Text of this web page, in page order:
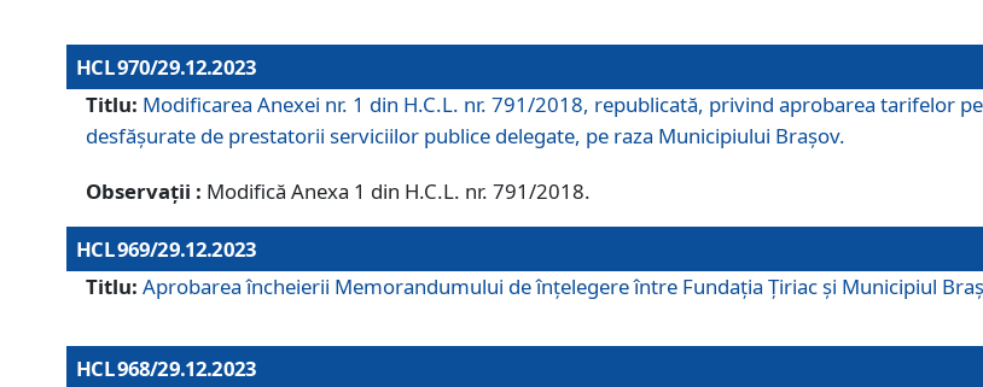
HCL 970/29.12.2023
Titlu: Modificarea Anexei nr. 1 din H.C.L. nr. 791/2018, republicată, privind aprobarea tarifelor
desfășurate de prestatorii serviciilor publice delegate, pe raza Municipiului Brașov.
Observații : Modifică Anexa 1 din H.C.L. nr. 791/2018.
HCL 969/29.12.2023
Titlu: Aprobarea încheierii Memorandumului de înțelegere între Fundația Țiriac și Municipiul
HCL 968/29.12.2023